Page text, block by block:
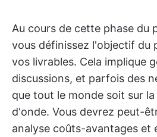
Au cours de cette phase du
vous définissez l'objectif du
vos livrables. Cela implique
discussions, et parfois des
que tout le monde soit sur
d'onde. Vous devrez peut-
analyse coûts-avantages et